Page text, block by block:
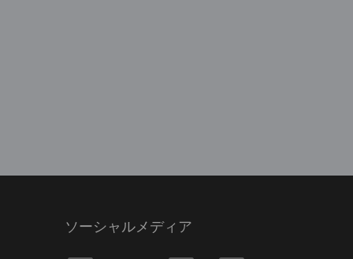
ソーシャルメディア